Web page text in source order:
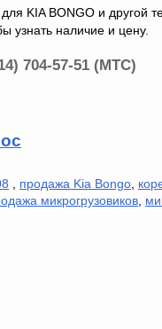
KIA BONGO и другой
узнать наличие и цену.
704-57-51 (МТС)
, продажа Kia Bongo,
микрогрузовиков,